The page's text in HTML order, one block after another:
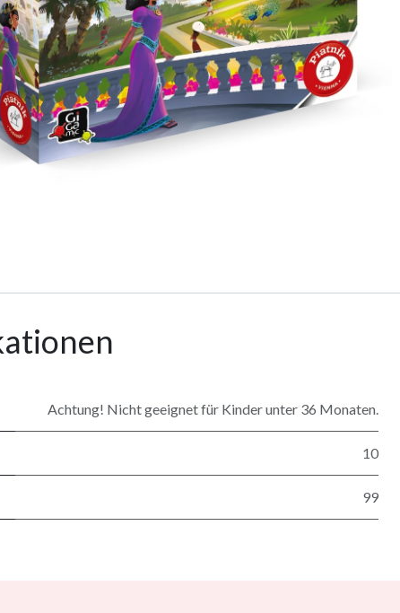
Achtung! Nicht geeignet für Kinder unter 36 Monaten.
10
99